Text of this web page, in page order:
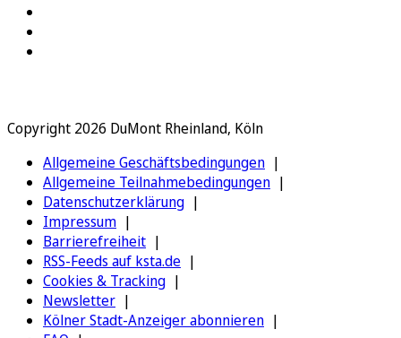
Copyright 2026 DuMont Rheinland, Köln
Allgemeine Geschäftsbedingungen
Allgemeine Teilnahmebedingungen
Datenschutzerklärung
Impressum
Barrierefreiheit
RSS-Feeds auf ksta.de
Cookies & Tracking
Newsletter
Kölner Stadt-Anzeiger abonnieren